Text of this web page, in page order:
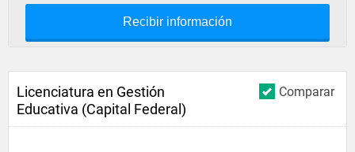
Recibir información
Comparar
Licenciatura en Gestión
Educativa (Capital Federal)